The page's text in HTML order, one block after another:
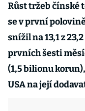
Růst tržeb čínské
se v první
snížil na 13,1 z
prvních šesti
(1,5 bilionu
USA na její